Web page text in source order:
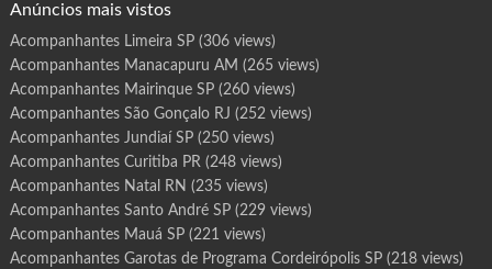
r
m
a
a
a
a
r
S
P
Anúncios mais vistos
Acompanhantes Limeira SP(306 views)
Acompanhantes Manacapuru AM (265 views)
Acompanhantes Mairinque SP(260 views)
Acompanhantes São Gonçalo RJ (252 views)
Acompanhantes Jundiaí SP(250 views)
Acompanhantes Curitiba PR(248 views)
Acompanhantes Natal RN (235 views)
Acompanhantes Santo André SP(229 views)
Acompanhantes Mauá SP(221 views)
Acompanhantes Garotas de Programa Cordeirópolis SP(218 views)